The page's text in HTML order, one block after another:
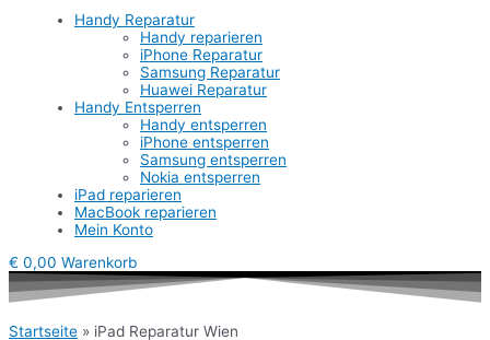
Handy Reparatur
Handy reparieren
iPhone Reparatur
Samsung Reparatur
Huawei Reparatur
Handy Entsperren
Handy entsperren
iPhone entsperren
Samsung entsperren
Nokia entsperren
iPad reparieren
MacBook reparieren
Mein Konto
€ 0,00 Warenkorb
Startseite » iPad Reparatur Wien